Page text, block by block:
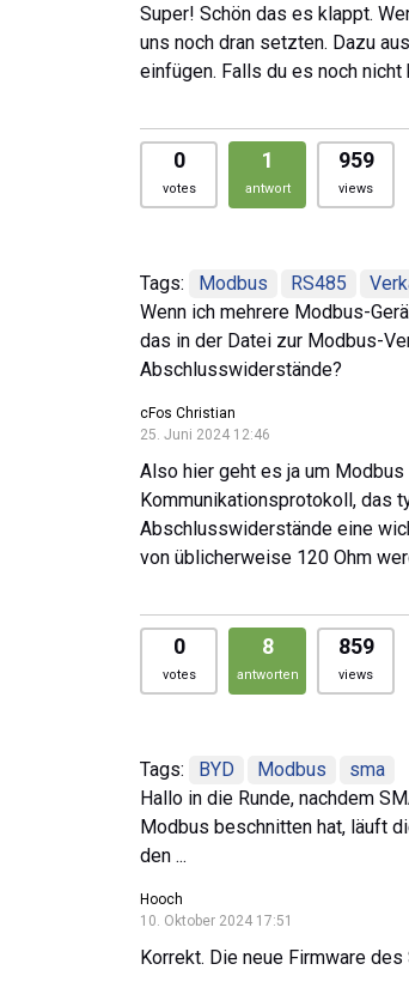
Super! Schön das es klappt.
uns noch dran setzten. Dazu
einfügen. Falls du es noch
0
votes
1
antwort
959
views
Tags: Modbus RS485
Wenn ich mehrere Modbus-
das in der Datei zur Modbus-
Abschlusswiderstände?
cFos Christian
25. Juni 2024 12:46
Also hier geht es ja um
Kommunikationsprotokoll, das
Abschlusswiderstände eine
von üblicherweise 120 Ohm
0
votes
8
antworten
859
views
Tags: BYD Modbus
sma
Hallo in die Runde, nachdem
Modbus beschnitten hat, läuft
den ...
Hooch
10. Oktober 2024 17:51
Korrekt. Die neue Firmware